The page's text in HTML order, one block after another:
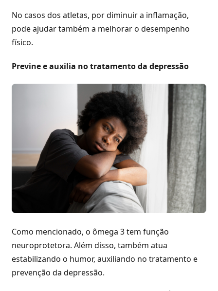
No casos dos atletas, por diminuir a inflamação,
pode ajudar também a melhorar o desempenho
físico.
Previne e auxilia no tratamento da depressão
Como mencionado, o ômega 3 tem função
neuroprotetora. Além disso, também atua
estabilizando o humor, auxiliando no tratamento e
prevenção da depressão.